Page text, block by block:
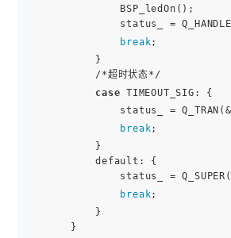
BSP_ledOn();
status_ = Q_HANDLED();//
break;
}
/*超时状态*/
case TIMEOUT_SIG: {
status_ =
break;
}
default: {
status_ =
break;
}
}